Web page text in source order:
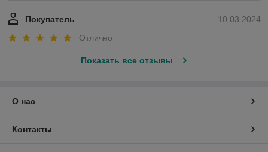
10.03.2024
Покупатель
Отлично
Показать все отзывы
О нас
Контакты